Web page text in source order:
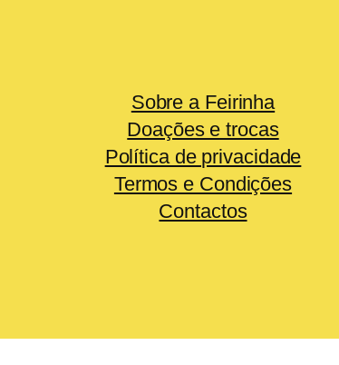
Sobre a Feirinha
Doações e trocas
Política de privacidade
Termos e Condições
Contactos